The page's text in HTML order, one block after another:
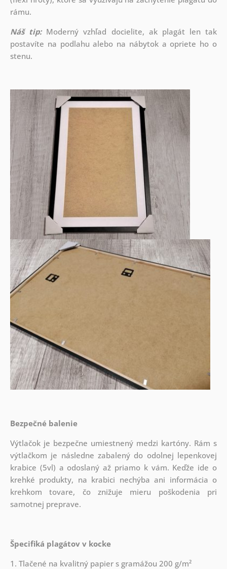
rámu.
Náš tip: Moderný vzhľad docielite, ak plagát len tak
postavíte na podlahu alebo na nábytok a opriete ho o
stenu.
Bezpečné balenie
Výtlačok je bezpečne umiestnený medzi kartóny. Rám s
výtlačkom je následne zabalený do odolnej lepenkovej
krabice (5vl) a odoslaný až priamo k vám. Keďže ide o
krehké produkty, na krabici nechýba ani informácia o
krehkom tovare, čo znižuje mieru poškodenia pri
samotnej preprave.
Špecifiká plagátov v kocke
1. Tlačené na kvalitný papier s gramážou 200 g/m²